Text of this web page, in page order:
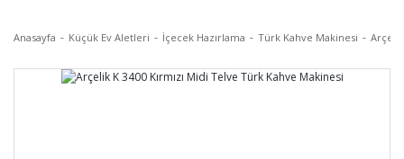
Anasayfa Küçük Ev Aletleri İçecek Hazırlama Türk Kahve Makinesi